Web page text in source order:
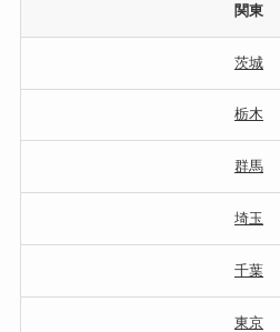
関東
茨城
栃木
群馬
埼玉
千葉
東京